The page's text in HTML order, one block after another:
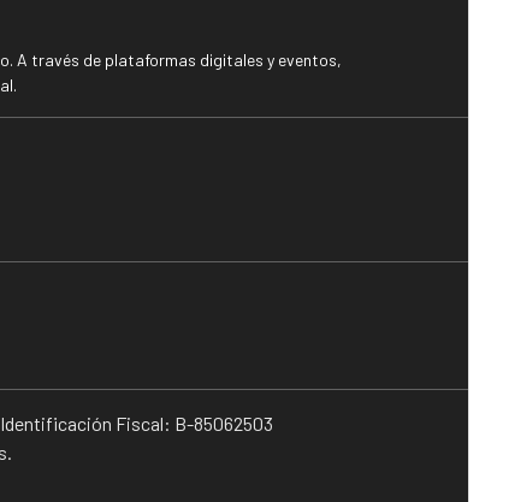
A través de plataformas digitales y eventos,
Identificación Fiscal: B-85062503